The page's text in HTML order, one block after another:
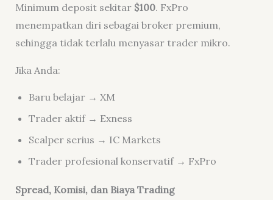
Minimum deposit sekitar $100. FxPro
menempatkan diri sebagai broker premium,
sehingga tidak terlalu menyasar trader mikro.
Jika Anda:
Baru belajar → XM
Trader aktif → Exness
Scalper serius → IC Markets
Trader profesional konservatif → FxPro
Spread, Komisi, dan Biaya Trading